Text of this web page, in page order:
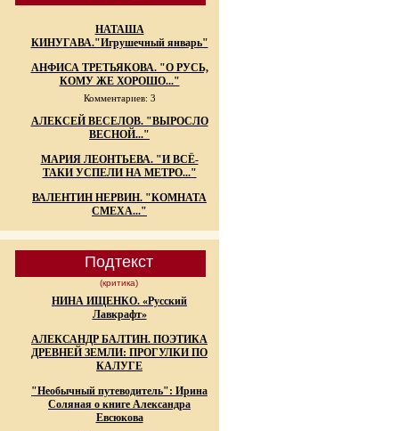
НАТАША
КИНУГАВА."Игрушечный январь"
АНФИСА ТРЕТЬЯКОВА. "О РУСЬ,
КОМУ ЖЕ ХОРОШО..."
Комментариев: 3
АЛЕКСЕЙ ВЕСЕЛОВ. "ВЫРОСЛО
ВЕСНОЙ..."
МАРИЯ ЛЕОНТЬЕВА. "И ВСЁ-
ТАКИ УСПЕЛИ НА МЕТРО..."
ВАЛЕНТИН НЕРВИН. "КОМНАТА
СМЕХА..."
Подтекст
(критика)
НИНА ИЩЕНКО. «Русский
Лавкрафт»
АЛЕКСАНДР БАЛТИН. ПОЭТИКА
ДРЕВНЕЙ ЗЕМЛИ: ПРОГУЛКИ ПО
КАЛУГЕ
"Необычный путеводитель": Ирина
Соляная о книге Александра
Евсюкова